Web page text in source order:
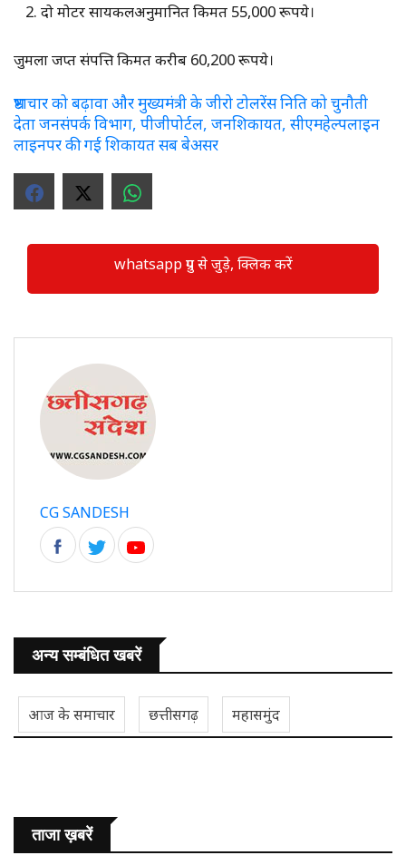
दो मोटर सायकलअनुमानित किमत 55,000 रूपये।
जुमला जप्त संपत्ति किमत करीब 60,200 रूपये।
भ्रष्टाचार को बढ़ावा और मुख्यमंत्री के जीरो टोलरेंस निति को चुनौती
देता जनसंपर्क विभाग, पीजीपोर्टल, जनशिकायत, सीएमहेल्पलाइन
लाइनपर की गई शिकायत सब बेअसर
whatsapp ग्रुप से जुड़े, क्लिक करें
CG SANDESH
अन्य सम्बंधित खबरें
आज के समाचार छत्तीसगढ़ महासमुंद
ताजा ख़बरें